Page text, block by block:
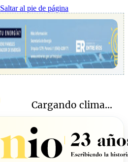
Saltar al pie de página
Cargando clima...